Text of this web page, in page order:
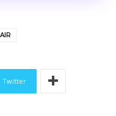
Twitter